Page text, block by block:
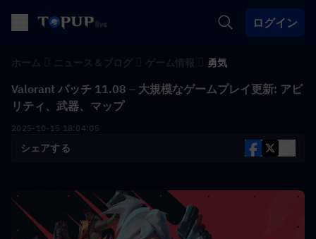
ログイン
勇気
Valorant パッチ 11.08 – 大規模なゲームプレイ更新: アビ
リティ、武器、マップ
2025-10-15 18:04:05
シェアする